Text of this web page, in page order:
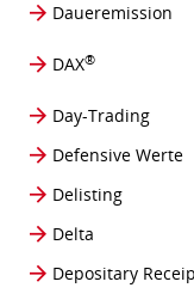
Daueremission
DAX®
Day-Trading
Defensive Werte
Delisting
Delta
Depositary